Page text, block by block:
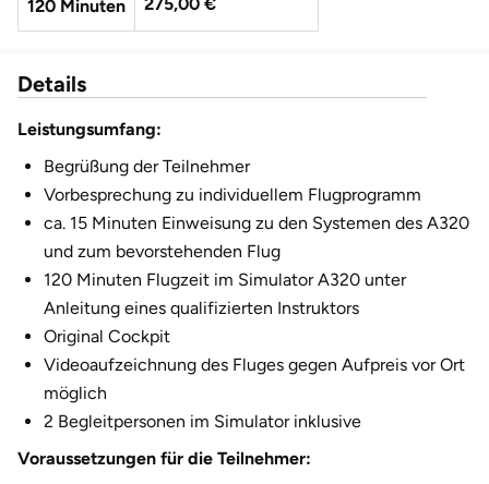
120 Minuten
Details
Leistungsumfang:
Begrüßung der Teilnehmer
Vorbesprechung zu individuellem Flugprogramm
ca. 15 Minuten Einweisung zu den Systemen des A320
und zum bevorstehenden Flug
120 Minuten Flugzeit im Simulator A320 unter
Anleitung eines qualifizierten Instruktors
Original Cockpit
Videoaufzeichnung des Fluges gegen Aufpreis vor Ort
möglich
2 Begleitpersonen im Simulator inklusive
Voraussetzungen für die Teilnehmer:
Fürstenfeldbruck
Fürth
Geiselwind
Gelnhausen
Gersfeld
Gotha
Göppingen
Görlitz